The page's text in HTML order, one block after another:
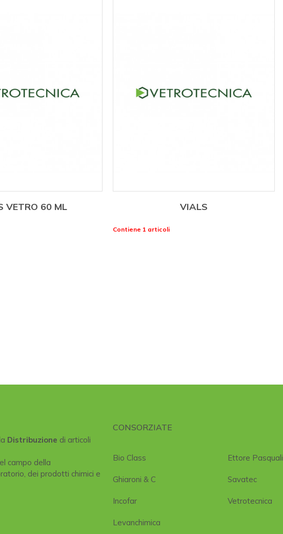
VETRO 60 ML VIALS
Contiene 1 articoli
Distribuzione di articoli
campo della
dei prodotti chimici e
CONSORZIATE
Bio Class
Ghiaroni & C
Incofar
Levanchimica
Ettore Pasquali
Savatec
Vetrotecnica